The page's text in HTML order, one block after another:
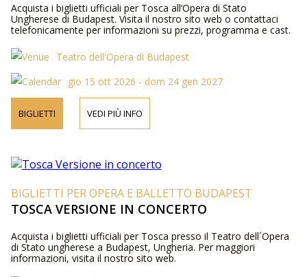
Acquista i biglietti ufficiali per Tosca all’Opera di Stato
Ungherese di Budapest. Visita il nostro sito web o contattaci
telefonicamente per informazioni su prezzi, programma e cast.
Teatro dell'Opera di Budapest
gio 15 ott 2026 - dom 24 gen 2027
BIGLIETTI VEDI PIÙ INFO
BIGLIETTI PER OPERA E BALLETTO BUDAPEST
TOSCA VERSIONE IN CONCERTO
Acquista i biglietti ufficiali per Tosca presso il Teatro dell´Opera
di Stato ungherese a Budapest, Ungheria. Per maggiori
informazioni, visita il nostro sito web.